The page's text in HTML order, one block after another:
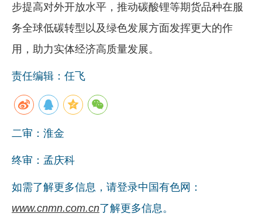
步提高对外开放水平，推动碳酸锂等期货品种在服
务全球低碳转型以及绿色发展方面发挥更大的作
用，助力实体经济高质量发展。
责任编辑：任飞
二审：淮金
终审：孟庆科
如需了解更多信息，请登录中国有色网：
www.cnmn.com.cn了解更多信息。